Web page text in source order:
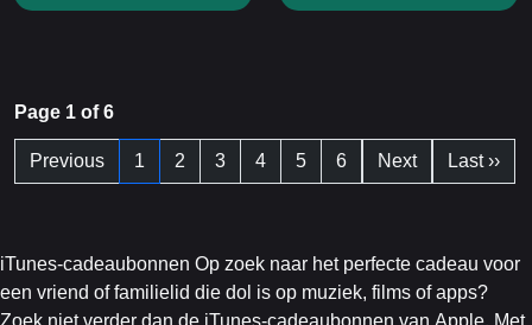
Page 1 of 6
Previous 1 2 3 4 5 6 Next Last ››
iTunes-cadeaubonnen Op zoek naar het perfecte cadeau voor
een vriend of familielid die dol is op muziek, films of apps?
Zoek niet verder dan de iTunes-cadeaubonnen van Apple. Met